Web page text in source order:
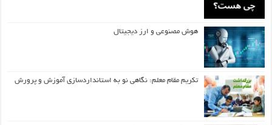
هوش مصنوعی و ارز دیجیتال
تکریم مقام معلم: نگاهی نو به استانداردسازی آموزش و پرورش